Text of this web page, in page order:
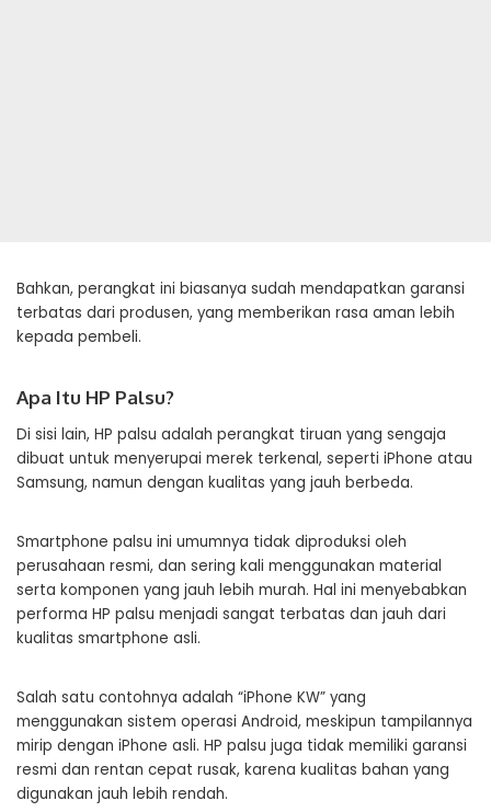
Bahkan, perangkat ini biasanya sudah mendapatkan garansi
terbatas dari produsen, yang memberikan rasa aman lebih
kepada pembeli.
Apa Itu HP Palsu?
Di sisi lain, HP palsu adalah perangkat tiruan yang sengaja
dibuat untuk menyerupai merek terkenal, seperti iPhone atau
Samsung, namun dengan kualitas yang jauh berbeda.
Smartphone palsu ini umumnya tidak diproduksi oleh
perusahaan resmi, dan sering kali menggunakan material
serta komponen yang jauh lebih murah. Hal ini menyebabkan
performa HP palsu menjadi sangat terbatas dan jauh dari
kualitas smartphone asli.
Salah satu contohnya adalah “iPhone KW” yang
menggunakan sistem operasi Android, meskipun tampilannya
mirip dengan iPhone asli. HP palsu juga tidak memiliki garansi
resmi dan rentan cepat rusak, karena kualitas bahan yang
digunakan jauh lebih rendah.